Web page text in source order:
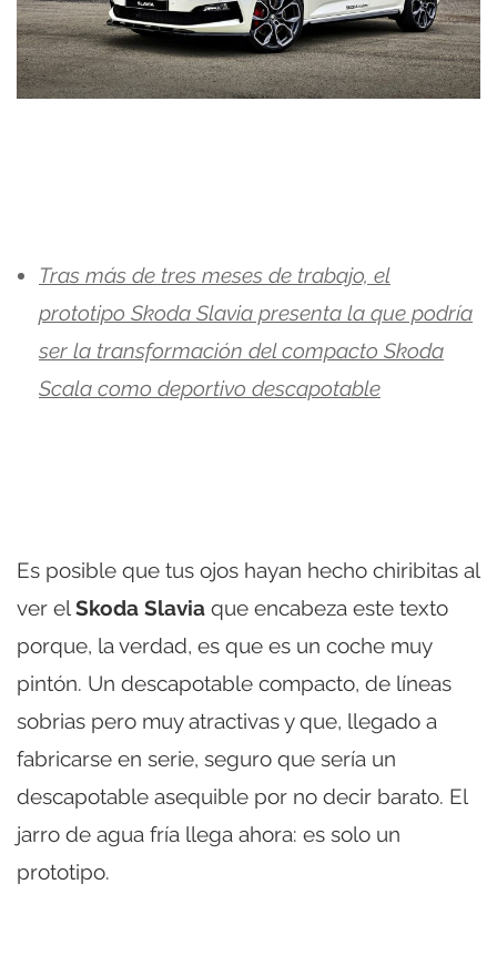
Tras más de tres meses de trabajo, el
prototipo Skoda Slavia presenta la que podría
ser la transformación del compacto Skoda
Scala como deportivo descapotable
Es posible que tus ojos hayan hecho chiribitas al
ver elSkoda Slavia que encabeza este texto
porque, la verdad, es que es un coche muy
pintón. Un descapotable compacto, de líneas
sobrias pero muy atractivas y que, llegado a
fabricarse en serie, seguro que sería un
descapotable asequible por no decir barato. El
jarro de agua fría llega ahora: es solo un
prototipo.